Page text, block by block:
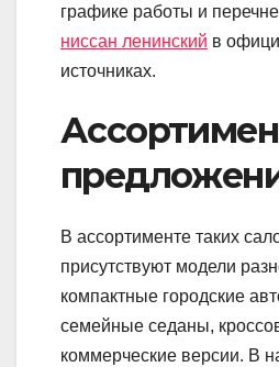
графике работы и перечне
ниссан ленинский в
источниках.
В ассортименте таких
присутствуют модели
компактные городские
семейные седаны,
коммерческие версии. В